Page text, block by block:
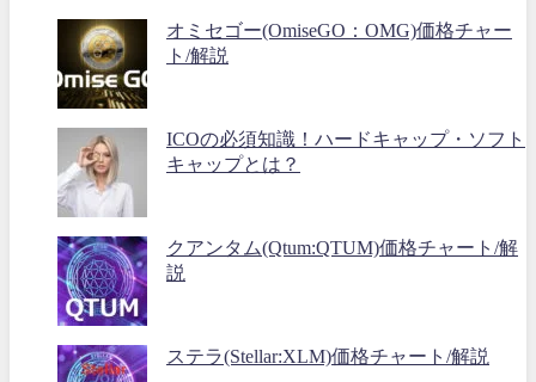
オミセゴー(OmiseGO：OMG)価格チャー
ト/解説
ICOの必須知識！ハードキャップ・ソフト
キャップとは？
クアンタム(Qtum:QTUM)価格チャート/解
説
ステラ(Stellar:XLM)価格チャート/解説